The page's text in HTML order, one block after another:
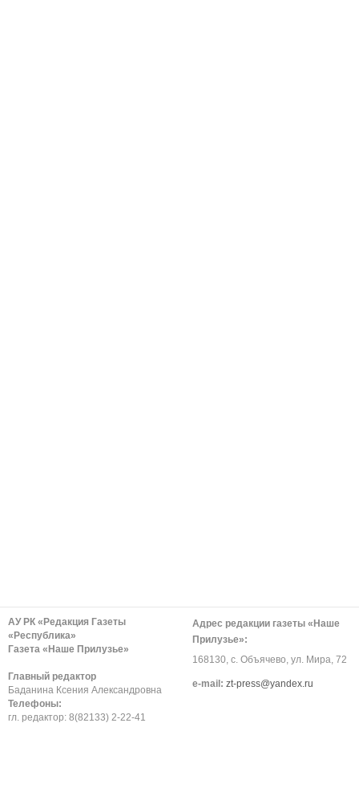
АУ РК «Редакция Газеты
«Республика»
Газета «Наше Прилузье»
Главный редактор
Баданина Ксения Александровна
Телефоны:
гл. редактор: 8(82133) 2-22-41
Адрес редакции газеты «Наше
Прилузье»:
168130, с. Объячево, ул. Мира, 72
е-mail: zt-press@yandex.ru